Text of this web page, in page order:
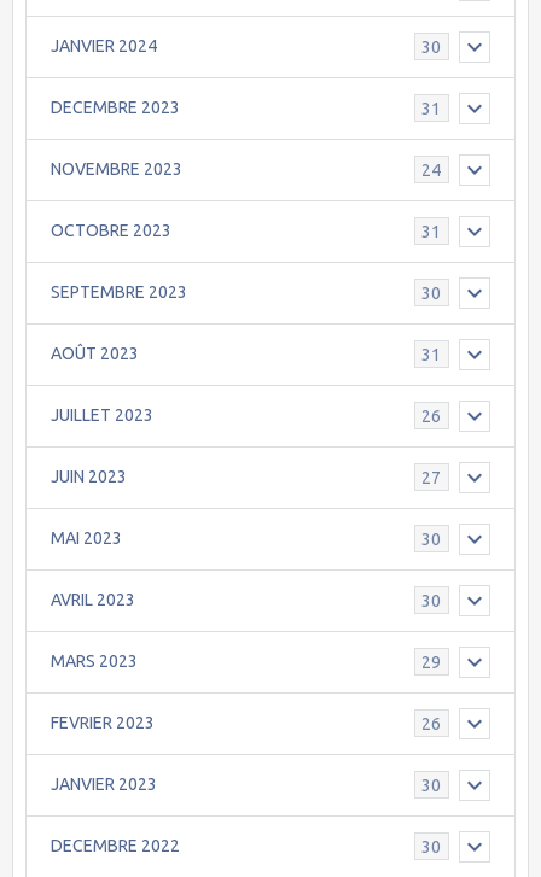
JANVIER 2024 30
DECEMBRE 2023 31
NOVEMBRE 2023 24
OCTOBRE 2023 31
SEPTEMBRE 2023 30
AOÛT 2023 31
JUILLET 2023 26
JUIN 2023 27
MAI 2023 30
AVRIL 2023 30
MARS 2023 29
FEVRIER 2023 26
JANVIER 2023 30
DECEMBRE 2022 30